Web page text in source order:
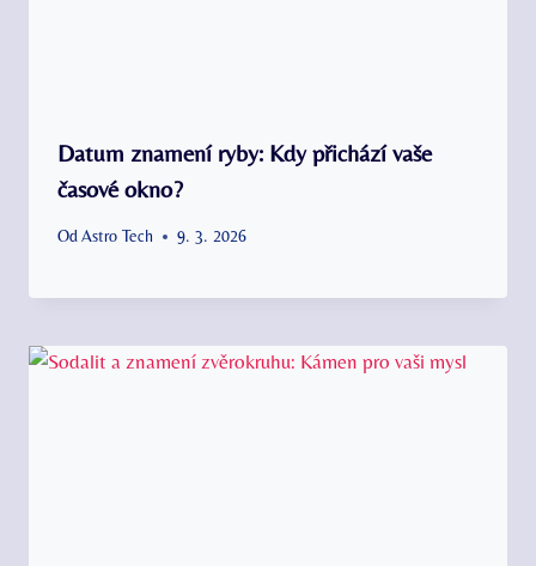
Datum znamení ryby: Kdy přichází vaše
časové okno?
Od Astro Tech 9. 3. 2026